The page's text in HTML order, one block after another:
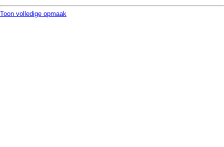
Toon volledige opmaak